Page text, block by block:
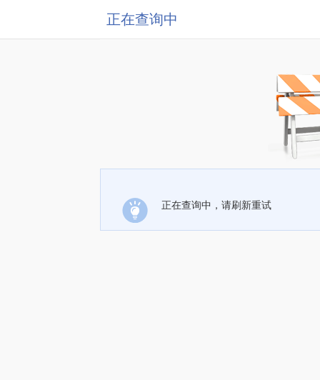
正在查询中
正在查询中，请刷新重试